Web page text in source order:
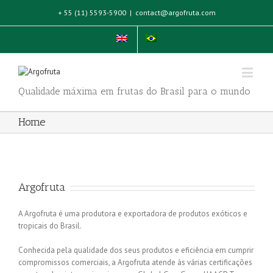
+ 55 (11) 5593-5900 | contact@argofruta.com
Qualidade máxima em frutas do Brasil para o mundo
Home
Argofruta
A Argofruta é uma produtora e exportadora de produtos exóticos e
tropicais do Brasil.
Conhecida pela qualidade dos seus produtos e eficiência em cumprir
compromissos comerciais, a Argofruta atende às várias certificações